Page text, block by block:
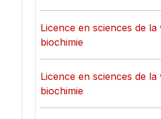
Licence en sciences de
biochimie
Licence en sciences de
biochimie